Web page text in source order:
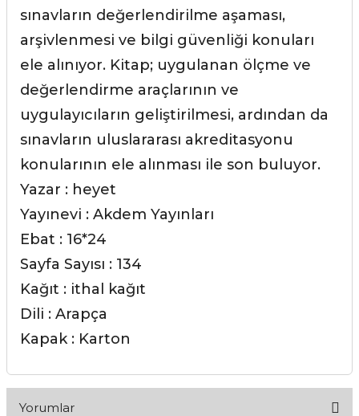
sınavların değerlendirilme aşaması,
arşivlenmesi ve bilgi güvenliği konuları
ele alınıyor. Kitap; uygulanan ölçme ve
değerlendirme araçlarının ve
uygulayıcıların geliştirilmesi, ardından da
sınavların uluslararası akreditasyonu
konularının ele alınması ile son buluyor.
Yazar : heyet
Yayınevi : Akdem Yayınları
Ebat : 16*24
Sayfa Sayısı : 134
Kağıt : ithal kağıt
Dili : Arapça
Kapak : Karton
Yorumlar